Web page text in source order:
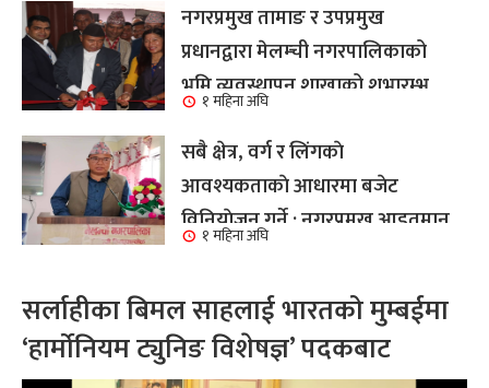
नगरप्रमुख तामाङ र उपप्रमुख
प्रधानद्वारा मेलम्ची नगरपालिकाको
भूमि व्यवस्थापन शाखाको शुभारम्भ
कार्य सम्पन्न
१ महिना अघि
सबै क्षेत्र, वर्ग र लिंगकाे
आवश्यकताकाे आधारमा बजेट
विनियाेजन गर्ने : नगरप्रमुख आइतमान
तामाङ
१ महिना अघि
सर्लाहीका बिमल साहलाई भारतको मुम्बईमा
‘हार्मोनियम ट्युनिङ विशेषज्ञ’ पदकबाट